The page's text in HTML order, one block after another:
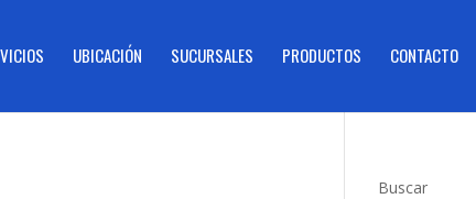
UBICACIÓN SUCURSALES PRODUCTOS CONTACTO
Buscar